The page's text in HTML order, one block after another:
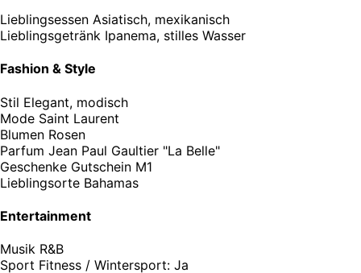
Lieblingsessen Asiatisch, mexikanisch
Lieblingsgetränk Ipanema, stilles Wasser
Fashion & Style
Stil Elegant, modisch
Mode Saint Laurent
Blumen Rosen
Parfum Jean Paul Gaultier "La Belle"
Geschenke Gutschein M1
Lieblingsorte Bahamas
Entertainment
Musik R&B
Sport Fitness / Wintersport: Ja